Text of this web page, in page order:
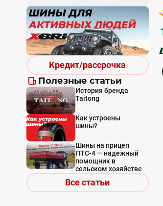
Кредит/рассрочка
Полезные статьи
История бренда
Taitong
Как устроены
шины?
Шины на прицеп
ПТС-4 — надежный
помощник в
сельском хозяйстве
Все статьи